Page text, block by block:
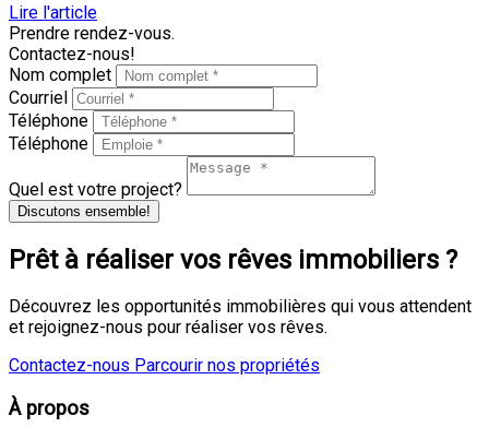
Lire l'article
Prendre rendez-vous.
Contactez-nous!
Nom complet
Courriel
Téléphone
Téléphone
Quel est votre project?
Discutons ensemble!
Prêt à réaliser vos rêves immobiliers ?
Découvrez les opportunités immobilières qui vous attendent
et rejoignez-nous pour réaliser vos rêves.
Contactez-nous Parcourir nos propriétés
À propos